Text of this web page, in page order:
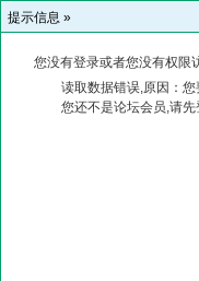
提示信息 »
您没有登录或者您没有权限
读取数据错误,原因：
您还不是论坛会员,请